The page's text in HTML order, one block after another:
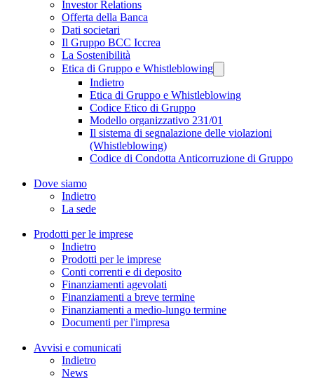
Investor Relations
Offerta della Banca
Dati societari
Il Gruppo BCC Iccrea
La Sostenibilità
Etica di Gruppo e Whistleblowing
Indietro
Etica di Gruppo e Whistleblowing
Codice Etico di Gruppo
Modello organizzativo 231/01
Il sistema di segnalazione delle violazioni
(Whistleblowing)
Codice di Condotta Anticorruzione di Gruppo
Dove siamo
Indietro
La sede
Prodotti per le imprese
Indietro
Prodotti per le imprese
Conti correnti e di deposito
Finanziamenti agevolati
Finanziamenti a breve termine
Finanziamenti a medio-lungo termine
Documenti per l'impresa
Avvisi e comunicati
Indietro
News